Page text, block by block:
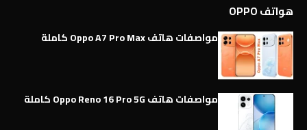
هواتف OPPO
مواصفات هاتف Oppo A7 Pro Max كاملة
مواصفات هاتف Oppo Reno 16 Pro 5G كاملة